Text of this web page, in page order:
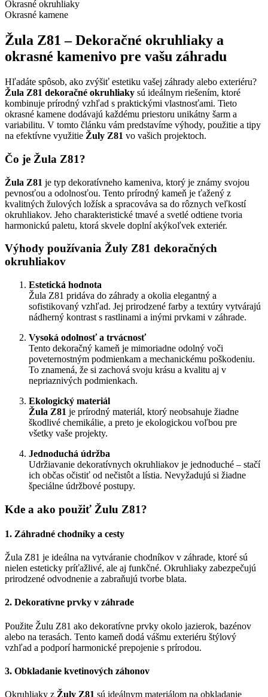
Okrasné okruhliaky
Okrasné kamene
Žula Z81 – Dekoračné okruhliaky a
okrasné kamenivo pre vašu záhradu
Hľadáte spôsob, ako zvýšiť estetiku vašej záhrady alebo exteriéru?
Žula Z81 dekoračné okruhliaky sú ideálnym riešením, ktoré
kombinuje prírodný vzhľad s praktickými vlastnosťami. Tieto
okrasné kamene dodávajú každému priestoru unikátny šarm a
variabilitu. V tomto článku vám predstavíme výhody, použitie a tipy
na efektívne využitie Žuly Z81 vo vašich projektoch.
Čo je Žula Z81?
Žula Z81 je typ dekoratívneho kameniva, ktorý je známy svojou
pevnosťou a odolnosťou. Tento prírodný kameň je ťažený z
kvalitných žulových ložísk a spracováva sa do rôznych veľkostí
okruhliakov. Jeho charakteristické tmavé a svetlé odtiene tvoria
harmonickú paletu, ktorá skvele doplní akýkoľvek exteriér.
Výhody používania Žuly Z81 dekoračných
okruhliakov
Estetická hodnota
Žula Z81 pridáva do záhrady a okolia elegantný a
sofistikovaný vzhľad. Jej prirodzené farby a textúry vytvárajú
nádherný kontrast s rastlinami a inými prvkami v záhrade.
Vysoká odolnosť a trvácnosť
Tento dekoračný kameň je mimoriadne odolný voči
poveternostným podmienkam a mechanickému poškodeniu.
To znamená, že si zachová svoju krásu a kvalitu aj v
nepriaznivých podmienkach.
Ekologický materiál
Žula Z81 je prírodný materiál, ktorý neobsahuje žiadne
škodlivé chemikálie, a preto je ekologickou voľbou pre
všetky vaše projekty.
Jednoduchá údržba
Udržiavanie dekoratívnych okruhliakov je jednoduché – stačí
ich občas očistiť od nečistôt a lístia. Nevyžadujú si žiadne
špeciálne údržbové postupy.
Kde a ako použiť Žulu Z81?
1. Záhradné chodníky a cesty
Žula Z81 je ideálna na vytváranie chodníkov v záhrade, ktoré sú
nielen esteticky príťažlivé, ale aj funkčné. Okruhliaky zabezpečujú
prirodzené odvodnenie a zabraňujú tvorbe blata.
2. Dekoratívne prvky v záhrade
Použite Žulu Z81 ako dekoratívne prvky okolo jazierok, bazénov
alebo na terasách. Tento kameň dodá vášmu exteriéru štýlový
vzhľad a podporí harmonické prepojenie s prírodou.
3. Obkladanie kvetinových záhonov
Okruhliaky z Žuly Z81 sú ideálnym materiálom na obkladanie